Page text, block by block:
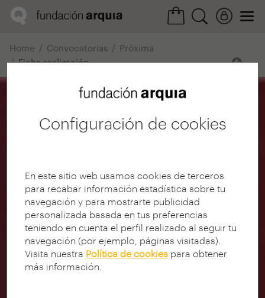
Configuración de cookies
En este sitio web usamos cookies de terceros
para recabar información estadística sobre tu
navegación y para mostrarte publicidad
personalizada basada en tus preferencias
teniendo en cuenta el perfil realizado al seguir tu
navegación (por ejemplo, páginas visitadas).
Visita nuestra Política de cookies para obtener
más información.
Home Convocatorias
Próxima
Ficha realización